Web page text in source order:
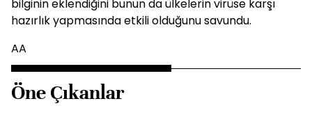
bilginin eklendiğini bunun da ülkelerin virüse karşı
hazırlık yapmasında etkili olduğunu savundu.
AA
Öne Çıkanlar